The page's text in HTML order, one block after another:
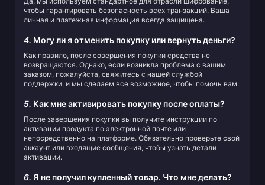
чтобы гарантировать безопасность всех транзакций. Ваша
личная и платежная информация всегда защищена.
4. Могу ли я отменить покупку или вернуть деньги?
Как правило, после совершения покупки средства не
возвращаются. Однако, если возникла проблема с вашим
заказом, пожалуйста, свяжитесь с нашей службой
поддержки, и мы сделаем все возможное, чтобы помочь вам.
5. Как мне активировать покупку после оплаты?
После завершения покупки вы получите инструкции по
активации продукта по электронной почте или
непосредственно на платформе. Обязательно проверьте свой
аккаунт или входящие сообщения, чтобы узнать детали
активации.
6. Я не получил купленный товар. Что мне делать?